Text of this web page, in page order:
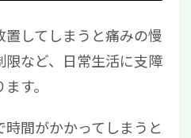
してしまうと痛みの慢
など、日常生活に支障
す。
間がかかってしまうと